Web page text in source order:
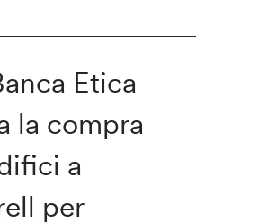
Etica
la compra
a
per